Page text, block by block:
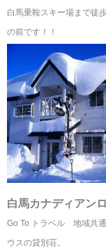
白馬乗鞍スキー場まで徒
の前です！！
白馬カナディアン
Go To トラベル 地域共
ウスの貸別荘。